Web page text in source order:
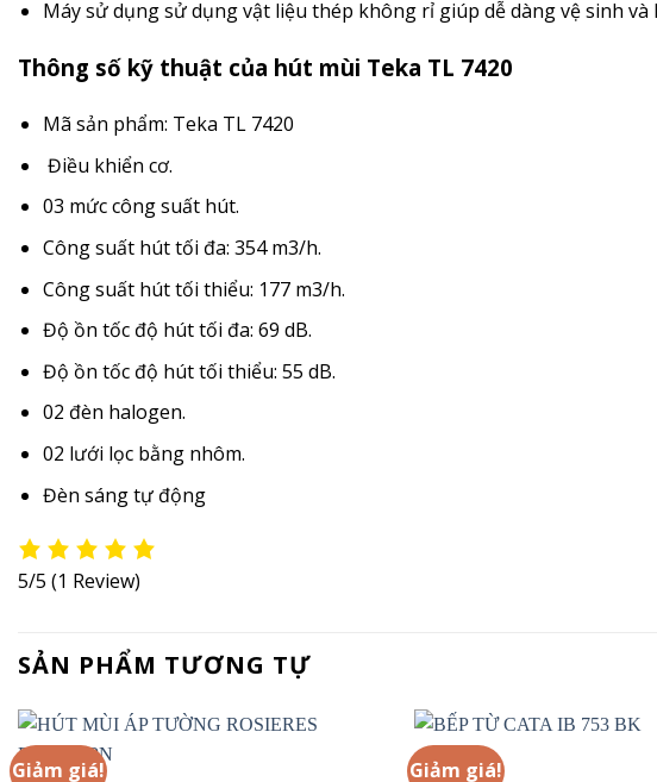
Máy sử dụng sử dụng vật liệu thép không rỉ giúp dễ dàng vệ sinh và
Thông số kỹ thuật của hút mùi Teka TL 7420
Mã sản phẩm: Teka TL 7420
Điều khiển cơ.
03 mức công suất hút.
Công suất hút tối đa: 354 m3/h.
Công suất hút tối thiểu: 177 m3/h.
Độ ồn tốc độ hút tối đa: 69 dB.
Độ ồn tốc độ hút tối thiểu: 55 dB.
02 đèn halogen.
02 lưới lọc bằng nhôm.
Đèn sáng tự động
5/5 (1 Review)
SẢN PHẨM TƯƠNG TỰ
Giảm giá! Giảm giá!